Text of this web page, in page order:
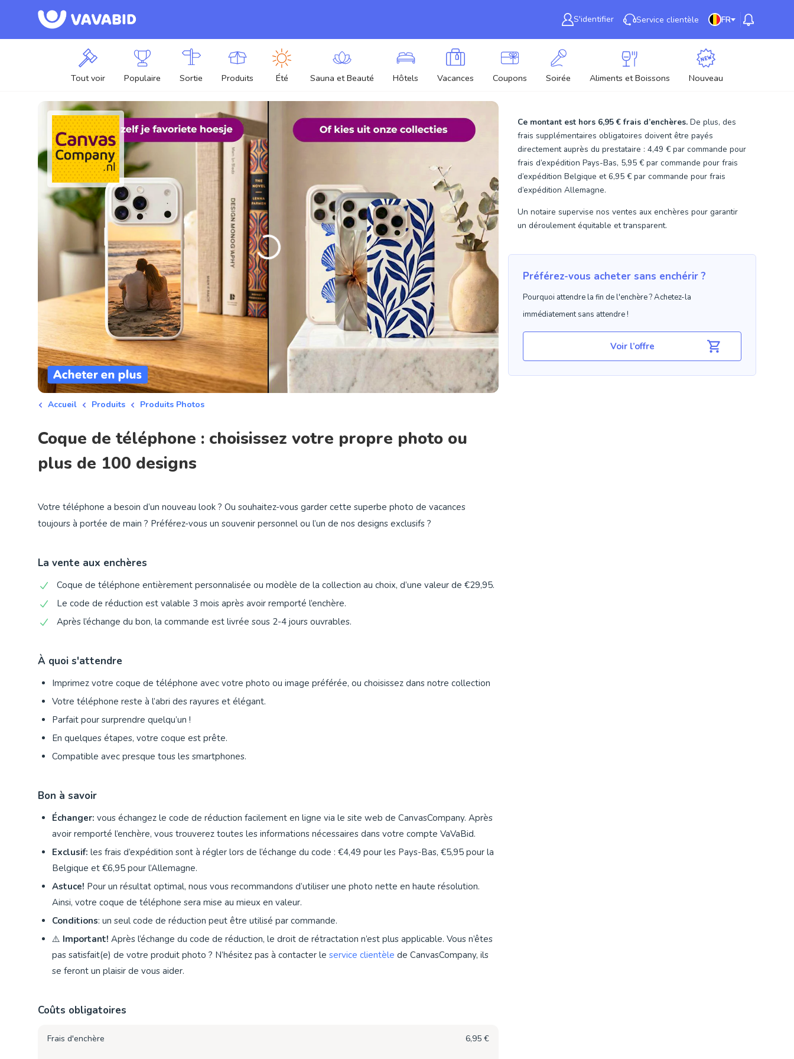
S'identifier Service clientèle FR
Tout voir Populaire Sortie Produits Été Sauna et Beauté Hôtels Vacances Coupons Soirée Aliments et Boissons Nouveau
Accueil Produits Produits Photos
Coque de téléphone : choisissez votre propre photo ou
plus de 100 designs
Ce montant est hors 6,95 €frais d’enchères. De plus, des
frais supplémentaires obligatoires doivent être payés
directement auprès du prestataire : 4,49 € par commande pour
frais d’expédition Pays-Bas, 5,95 € par commande pour frais
d’expédition Belgique et 6,95 € par commande pour frais
d’expédition Allemagne.
Un notaire supervise nos ventes aux enchères pour garantir
un déroulement équitable et transparent.
Préférez-vous acheter sans enchérir ?
Pourquoi attendre la fin de l'enchère ? Achetez-la
immédiatement sans attendre !
Voir l’offre
Votre téléphone a besoin d’un nouveau look ? Ou souhaitez-vous garder cette superbe photo de vacances
toujours à portée de main ? Préférez-vous un souvenir personnel ou l’un de nos designs exclusifs ?
La vente aux enchères
Coque de téléphone entièrement personnalisée ou modèle de la collection au choix, d’une valeur de €29,95.
Le code de réduction est valable 3 mois après avoir remporté l’enchère.
Après l’échange du bon, la commande est livrée sous 2-4 jours ouvrables.
À quoi s'attendre
Imprimez votre coque de téléphone avec votre photo ou image préférée, ou choisissez dans notre collection
Votre téléphone reste à l’abri des rayures et élégant.
Parfait pour surprendre quelqu’un !
En quelques étapes, votre coque est prête.
Compatible avec presque tous les smartphones.
Bon à savoir
Échanger: vous échangez le code de réduction facilement en ligne via le site web de CanvasCompany. Après
avoir remporté l’enchère, vous trouverez toutes les informations nécessaires dans votre compte VaVaBid.
Exclusif: les frais d’expédition sont à régler lors de l’échange du code : €4,49 pour les Pays-Bas, €5,95 pour la
Belgique et €6,95 pour l’Allemagne.
Astuce! Pour un résultat optimal, nous vous recommandons d’utiliser une photo nette en haute résolution.
Ainsi, votre coque de téléphone sera mise au mieux en valeur.
Conditions: un seul code de réduction peut être utilisé par commande.
⚠️ Important! Après l’échange du code de réduction, le droit de rétractation n’est plus applicable. Vous n’êtes
pas satisfait(e) de votre produit photo ? N’hésitez pas à contacter le service clientèle de CanvasCompany, ils
se feront un plaisir de vous aider.
Coûts obligatoires
Frais d'enchère 6,95 €